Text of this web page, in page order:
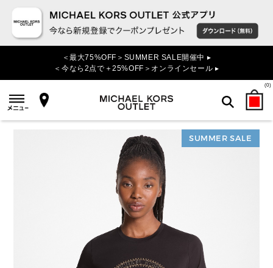
＜最大75%OFF＞SUMMER SALE開催中 ▸
＜今なら2点で＋25%OFF＞オンラインセール ▸
(0)
検索
SUMMER SALE